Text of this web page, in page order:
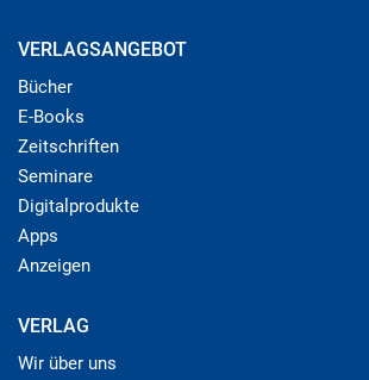
VERLAGSANGEBOT
Bücher
E-Books
Zeitschriften
Seminare
Digitalprodukte
Apps
Anzeigen
VERLAG
Wir über uns